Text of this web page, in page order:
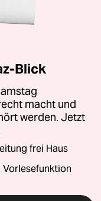
Blick
macht und
werden. Jetzt
frei Haus